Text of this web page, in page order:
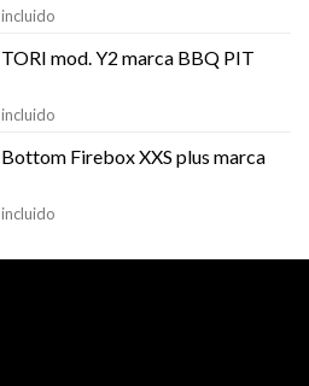
mod. Y2 marca BBQ PIT
Firebox XXS plus marca